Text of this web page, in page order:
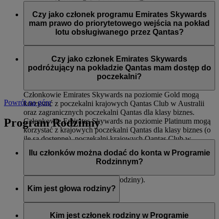
klasy biznes oraz krajowych poczekalni Qantas Club
Pierwszeństwa wejścia na pokład
Priorytetowego dostarczenia bagażu
lotów obsługiwanych przez Qantas mają dostęp do:
Odprawy dla klasy ekonomicznej Premium (o ile jest
12 kg dodatkowego limitu bagażu (na trasach, na
których obowiązuje zasada wagi)
Czy jako członek programu Emirates Skywards
mam prawo do priorytetowego wejścia na pokład
lotu obsługiwanego przez Qantas?
członkowie Emirates Skywards na poziomach Platinum i
Gold.
Czy jako członek Emirates Skywards
podróżujący na pokładzie Qantas mam dostęp do
poczekalni?
Członkowie Emirates Skywards na poziomie Gold mogą
korzystać z poczekalni krajowych Qantas Club w Australii
oraz zagranicznych poczekalni Qantas dla klasy biznes.
Członkowie Emirates Skywards na poziomie Platinum mogą
korzystać z krajowych poczekalni Qantas dla klasy biznes (o
ile są dostępne), poczekalni krajowych Qantas Club w
Australii oraz zagranicznych poczekalni Qantas dla klasy
biznes.
Powrót na górę
Program Rodzinny
Ilu członków można dodać do konta w Programie
Rodzinnym?
Ośmiu (włączając w to głowę rodziny).
Kim jest głowa rodziny?
w Programie Rodzinnym, dodawanie i usuwanie członków,
Kim jest członek rodziny w Programie